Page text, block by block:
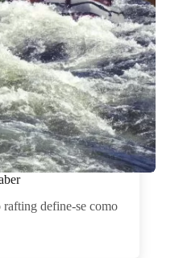
rafting define-se como